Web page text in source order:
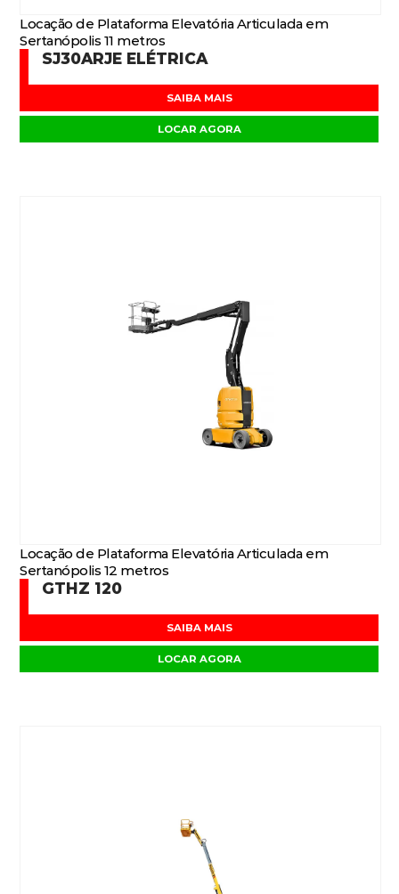
Locação de Plataforma Elevatória Articulada em
Sertanópolis 11 metros
SJ30ARJE ELÉTRICA
SAIBA MAIS
LOCAR AGORA
Locação de Plataforma Elevatória Articulada em
Sertanópolis 12 metros
GTHZ 120
SAIBA MAIS
LOCAR AGORA